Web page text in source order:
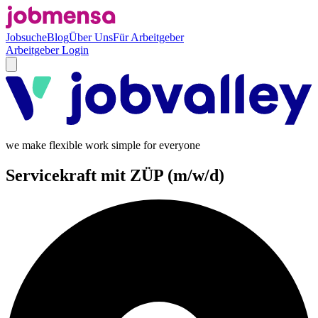
JobsucheBlogÜber UnsFür Arbeitgeber
Arbeitgeber Login
we make flexible work simple for everyone
Servicekraft mit ZÜP (m/w/d)